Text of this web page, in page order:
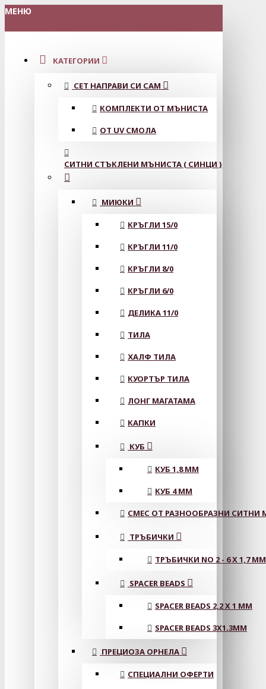
МЕНЮ
КАТЕГОРИИ
СЕТ НАПРАВИ СИ САМ
КОМПЛЕКТИ ОТ МЪНИСТА
ОТ UV СМОЛА
СИТНИ СТЪКЛЕНИ МЪНИСТА ( СИНЦИ )
МИЮКИ
КРЪГЛИ 15/0
КРЪГЛИ 11/0
КРЪГЛИ 8/0
КРЪГЛИ 6/0
ДЕЛИКА 11/0
ТИЛА
ХАЛФ ТИЛА
КУОРТЪР ТИЛА
ЛОНГ МАГАТАМА
КАПКИ
КУБ
КУБ 1,8 ММ
КУБ 4 ММ
СМЕС ОТ РАЗНООБРАЗНИ СИТНИ
ТРЪБИЧКИ
ТРЪБИЧКИ NO 2 - 6 X 1,7 MM
SPACER BEADS
SPACER BEADS 2,2 X 1 MM
SPACER BEADS 3X1.3MM
ПРЕЦИОЗА ОРНЕЛА
СПЕЦИАЛНИ ОФЕРТИ